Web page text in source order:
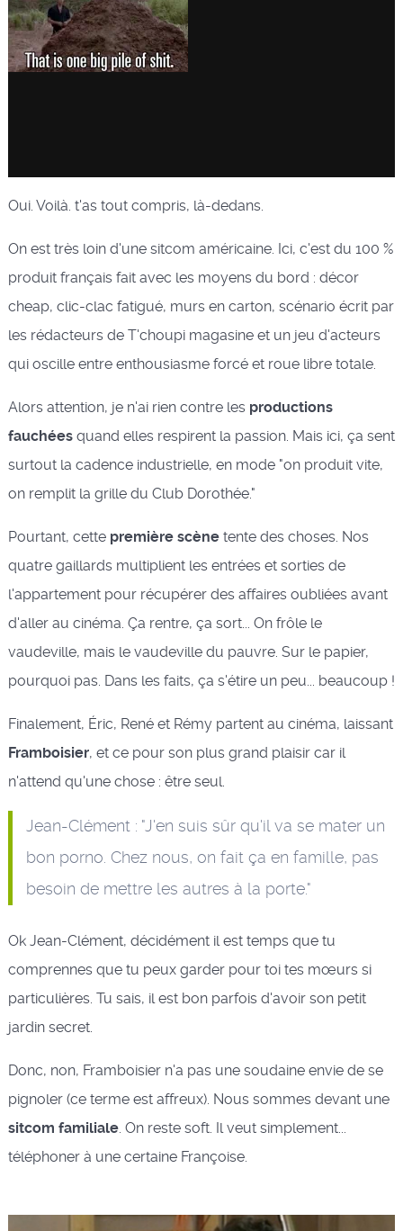
Oui. Voilà. t'as tout compris, là-dedans.
On est très loin d'une sitcom américaine. Ici, c'est du 100 %
produit français fait avec les moyens du bord : décor
cheap, clic-clac fatigué, murs en carton, scénario écrit par
les rédacteurs de T'choupi magasine et un jeu d'acteurs
qui oscille entre enthousiasme forcé et roue libre totale.
Alors attention, je n'ai rien contre les productions
fauchéesquand elles respirent la passion. Mais ici, ça sent
surtout la cadence industrielle, en mode "on produit vite,
on remplit la grille du Club Dorothée."
Pourtant, cette première scènetente des choses. Nos
quatre gaillards multiplient les entrées et sorties de
l'appartement pour récupérer des affaires oubliées avant
d'aller au cinéma. Ça rentre, ça sort... On frôle le
vaudeville, mais le vaudeville du pauvre. Sur le papier,
pourquoi pas. Dans les faits, ça s'étire un peu... beaucoup !
Finalement, Éric, René et Rémy partent au cinéma, laissant
Framboisier, et ce pour son plus grand plaisir car il
n'attend qu'une chose : être seul.
Jean-Clément : "J'en suis sûr qu'il va se mater un
bon porno. Chez nous, on fait ça en famille, pas
besoin de mettre les autres à la porte."
Ok Jean-Clément, décidément il est temps que tu
comprennes que tu peux garder pour toi tes mœurs si
particulières. Tu sais, il est bon parfois d'avoir son petit
jardin secret.
Donc, non, Framboisier n'a pas une soudaine envie de se
pignoler (ce terme est affreux). Nous sommes devant une
sitcom familiale. On reste soft. Il veut simplement...
téléphoner à une certaine Françoise.